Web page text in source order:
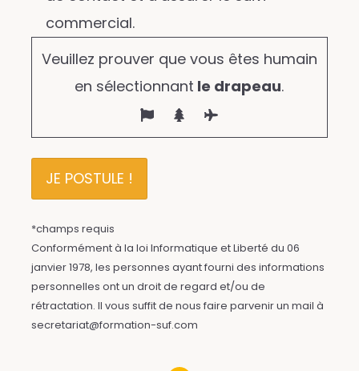
commercial.
Veuillez prouver que vous êtes humain
en sélectionnant le drapeau.
*champs requis
Conformément à la loi Informatique et Liberté du 06
janvier 1978, les personnes ayant fourni des informations
personnelles ont un droit de regard et/ou de
rétractation. Il vous suffit de nous faire parvenir un mail à
secretariat@formation-suf.com